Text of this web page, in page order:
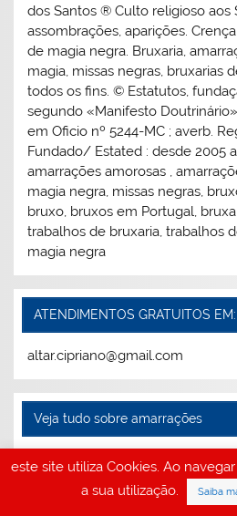
dos Santos ® Culto religioso aos
assombrações, aparições.
de magia negra. Bruxaria,
magia, missas negras, bruxarias
todos os fins. © Estatutos,
segundo «Manifesto
em Oficio nº 5244-MC ; averb.
Fundado/ Estated : desde 2005
amarrações amorosas ,
magia negra, missas negras,
bruxo, bruxos em Portugal,
trabalhos de bruxaria, trabalhos
magia negra
ATENDIMENTOS GRATUITOS EM:
altar.cipriano@gmail.com
Veja tudo sobre amarrações
este site utiliza Cookies. Ao
a sua utilização.
Saiba